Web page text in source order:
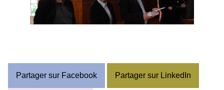
Partager sur Facebook Partager sur LinkedIn